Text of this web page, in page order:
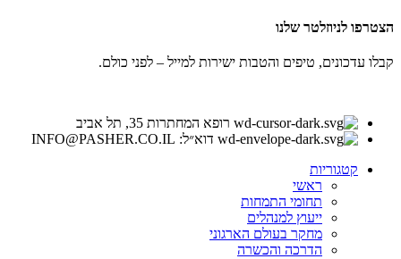
הצטרפו לניוזלטר שלנו
קבלו עדכונים, טיפים והטבות ישירות למייל – לפני כולם.
רופא המחתרות 35, תל אביב
דוא״ל: INFO@PASHER.CO.IL
קטגוריות
ראשי
תחומי התמחות
ייעוץ למנהלים
מחקר בעולם הארגוני
הדרכה והכשרה